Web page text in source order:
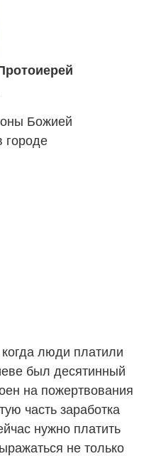
Божией
городе
люди платили
был десятинный
на пожертвования
часть заработка
нужно платить
не только